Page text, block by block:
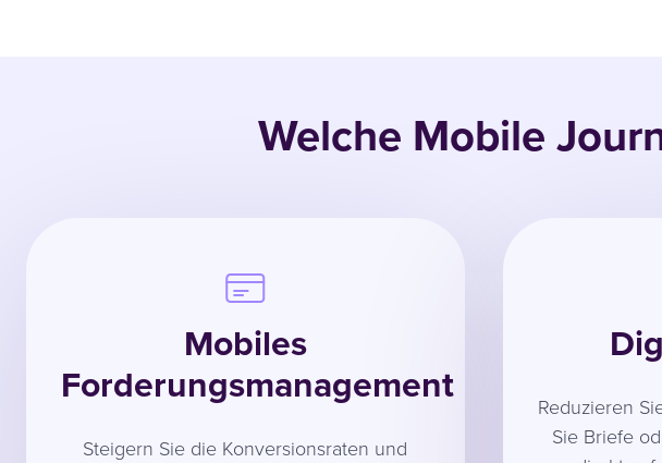
Welche Mobile
Mobiles
Forderungsmanagement
Steigern Sie die Konversionsraten und
Reduzieren
Sie Briefe